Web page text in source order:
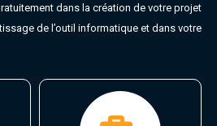
dans la création de votre projet
de l’outil informatique et dans votre